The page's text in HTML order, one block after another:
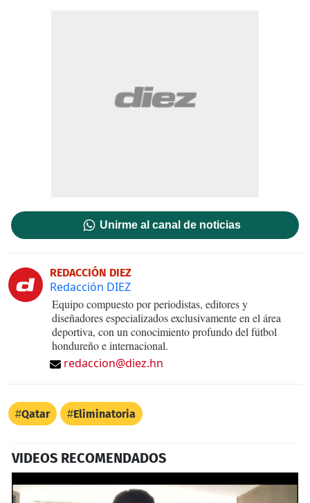
Unirme al canal de noticias
REDACCIÓN DIEZ
Redacción DIEZ
Equipo compuesto por periodistas, editores y
diseñadores especializados exclusivamente en el área
deportiva, con un conocimiento profundo del fútbol
hondureño e internacional.
redaccion@diez.hn
Qatar Eliminatoria
VIDEOS RECOMENDADOS